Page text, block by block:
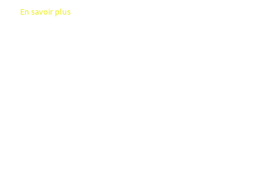
En savoir plus